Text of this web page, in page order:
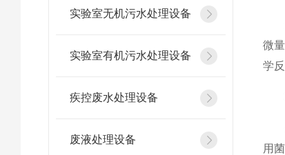
实验室无机污水处理设备
实验室有机污水处理设备
疾控废水处理设备
废液处理设备
进
微
学
3.
生
用